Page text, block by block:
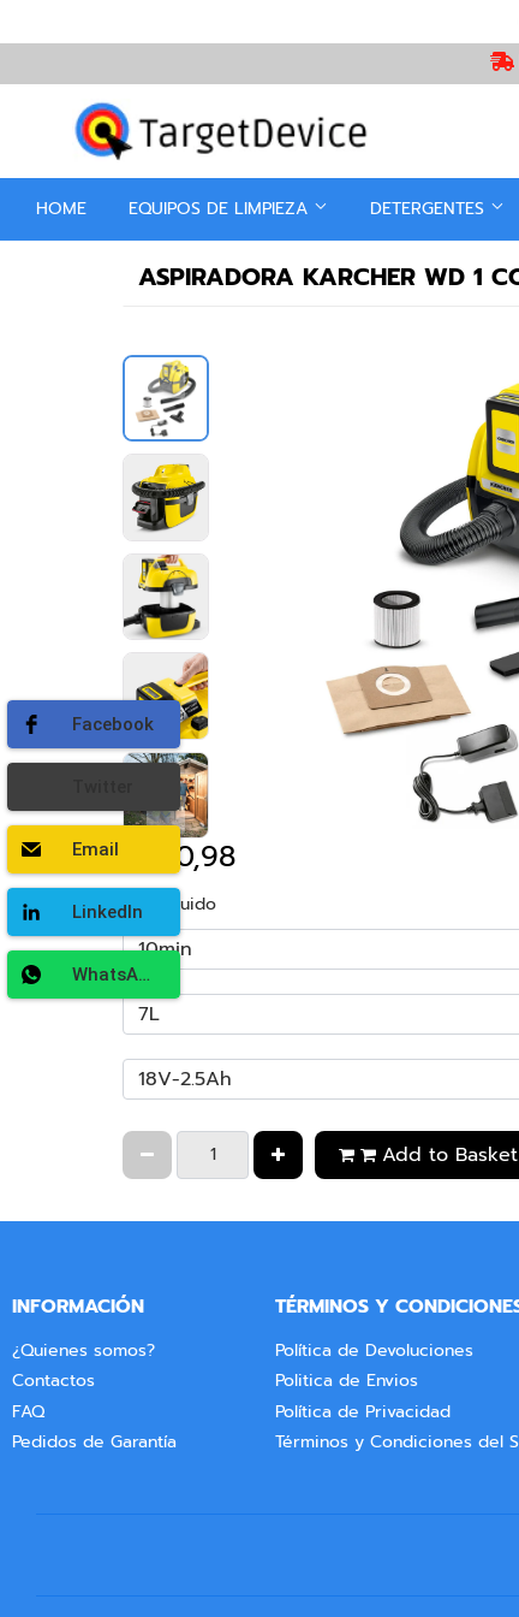
Facebook
Email
LinkedIn
WhatsApp
HOME EQUIPOS DE LIMPIEZA DETERGENTES
ASPIRADORA KARCHER WD 1
€230,98
IVA Incluido
Add to Basket
INFORMACIÓN
¿Quienes somos?
Contactos
FAQ
Pedidos de Garantía
TÉRMINOS Y
Política de Devoluciones
Politica de Envios
Política de Privacidad
Términos y Condiciones del